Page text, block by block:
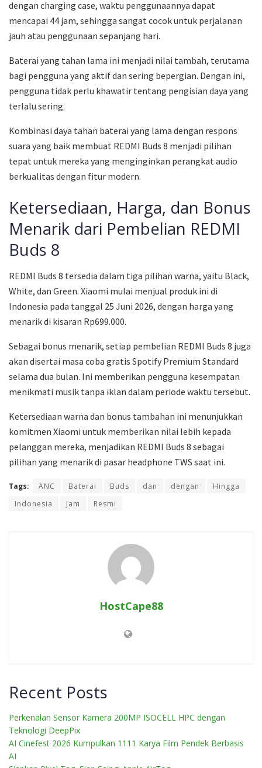
dengan charging case, waktu penggunaannya dapat
mencapai 44 jam, sehingga sangat cocok untuk perjalanan
jauh atau penggunaan sepanjang hari.
Baterai yang tahan lama ini menjadi nilai tambah, terutama
bagi pengguna yang aktif dan sering bepergian. Dengan ini,
pengguna tidak perlu khawatir tentang pengisian daya yang
terlalu sering.
Kombinasi daya tahan baterai yang lama dengan respons
suara yang baik membuat REDMI Buds 8 menjadi pilihan
tepat untuk mereka yang menginginkan perangkat audio
berkualitas dengan fitur modern.
Ketersediaan, Harga, dan Bonus
Menarik dari Pembelian REDMI
Buds 8
REDMI Buds 8 tersedia dalam tiga pilihan warna, yaitu Black,
White, dan Green. Xiaomi mulai menjual produk ini di
Indonesia pada tanggal 25 Juni 2026, dengan harga yang
menarik di kisaran Rp699.000.
Sebagai bonus menarik, setiap pembelian REDMI Buds 8 juga
akan disertai masa coba gratis Spotify Premium Standard
selama dua bulan. Ini memberikan pengguna kesempatan
menikmati musik tanpa iklan dalam periode waktu tersebut.
Ketersediaan warna dan bonus tambahan ini menunjukkan
komitmen Xiaomi untuk memberikan nilai lebih kepada
pelanggan mereka, menjadikan REDMI Buds 8 sebagai
pilihan yang menarik di pasar headphone TWS saat ini.
Tags: ANC Baterai Buds dan dengan
Hingga
Indonesia
Jam Resmi
HostCape88
Recent Posts
Perkenalan Sensor Kamera 200MP ISOCELL HPC dengan
Teknologi DeepPix
AI Cinefest 2026 Kumpulkan 1111 Karya Film Pendek Berbasis
AI